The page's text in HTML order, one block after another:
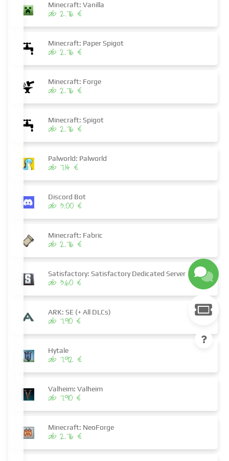
Minecraft: Vanilla
ab 2.76 €
Minecraft: Paper Spigot
ab 2.76 €
Minecraft: Forge
ab 2.76 €
Minecraft: Spigot
ab 2.76 €
Palworld: Palworld
ab 7.14 €
Discord Bot
ab 3.00 €
Minecraft: Fabric
ab 2.76 €
Satisfactory: Satisfactory Dedicated Server
ab 3.60 €
ARK: SE (+ All DLCs)
ab 7.90 €
Hytale
ab 7.92 €
Valheim: Valheim
ab 7.90 €
Minecraft: NeoForge
ab 2.76 €